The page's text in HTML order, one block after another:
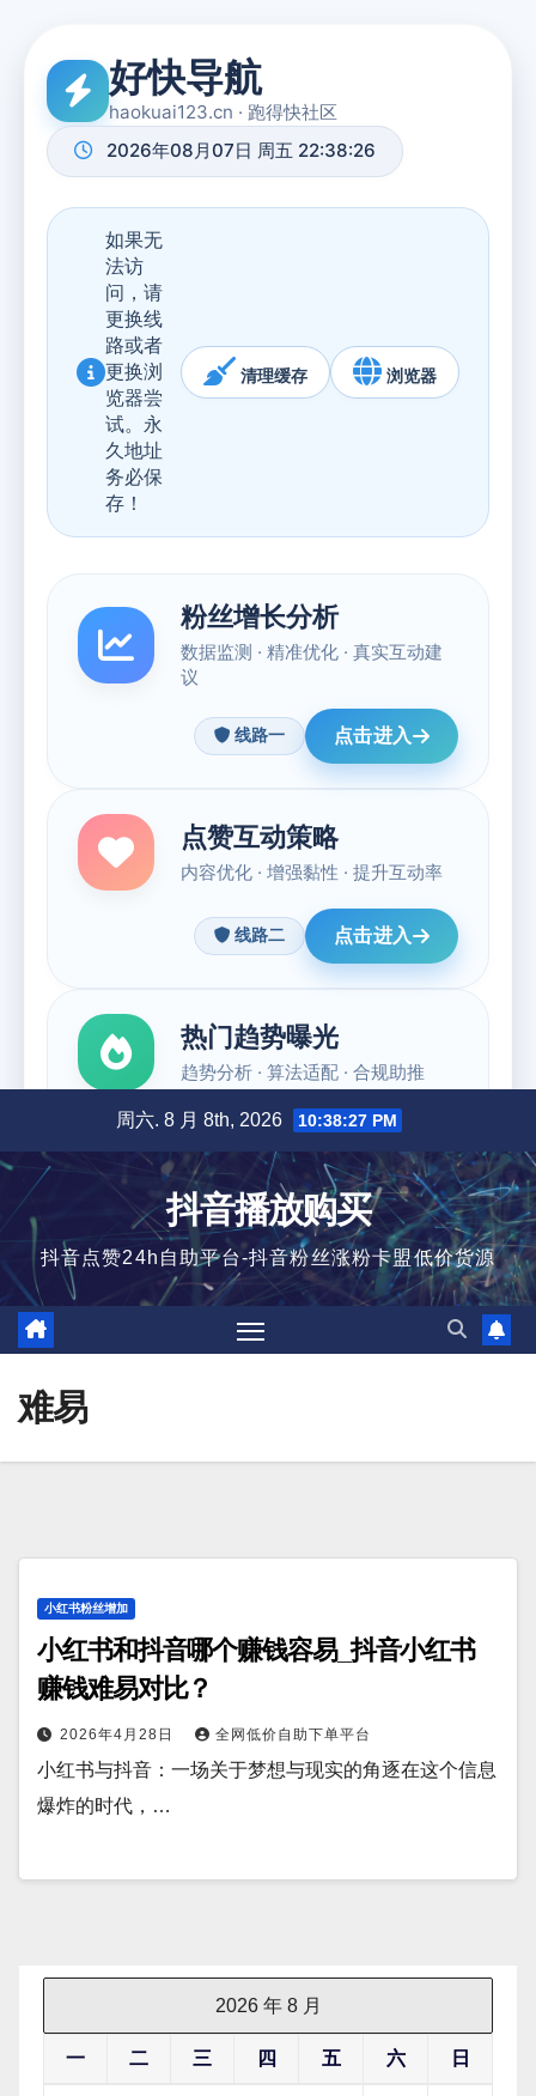
内
容
周六. 8 月 8th, 2026 10:38:27 PM
抖音播放购买
抖音点赞24h自助平台-抖音粉丝涨粉卡盟低价货源
难易
小红书粉丝增加
小红书和抖音哪个赚钱容易_抖音小红书
赚钱难易对比？
2026年4月28日 全网低价自助下单平台
小红书与抖音：一场关于梦想与现实的角逐在这个信息
爆炸的时代，…
2026 年 8 月
一 二 三 四 五 六 日